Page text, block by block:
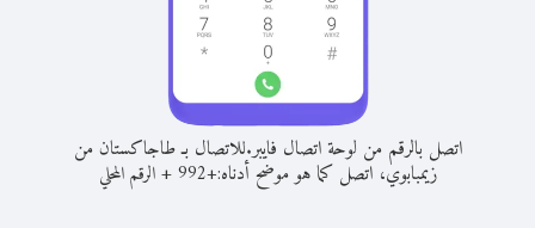
اتصل بالرقم من لوحة اتصال فايبر.للاتصال بـ طاجاكستان من
زيمبابوي، اتصل كما هو موضح أدناه:+
992
+الرقم المحلي